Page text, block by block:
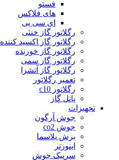
فستو
های فلاکس
ای سی یی
رگلاتور گاز خنثی
رگلاتور گاز اکسید کننده
رگلاتور گاز خورنده
رگلاتور گاز سمی
رگلاتور گاز آتشزا
تعمیر رگلاتور
رگلاتور c10
پانل گاز
تجهیزات
جوش آرگون
جوش co2
برش پلاسما
اینورتر
سرپیک جوش